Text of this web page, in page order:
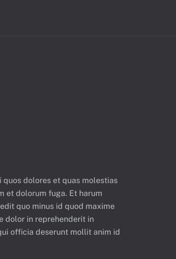
dolores et quas molestias
et dolorum fuga. Et harum
quo minus id quod maxime
dolor in reprehenderit in
officia deserunt mollit anim id